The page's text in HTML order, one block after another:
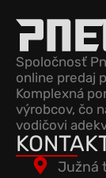
Spoločnosť
online predaj
Komplexná
výrobcov, čo
vodičovi
Južná